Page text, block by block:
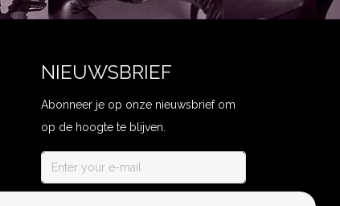
NIEUWSBRIEF
Abonneer je op onze nieuwsbrief om
op de hoogte te blijven.